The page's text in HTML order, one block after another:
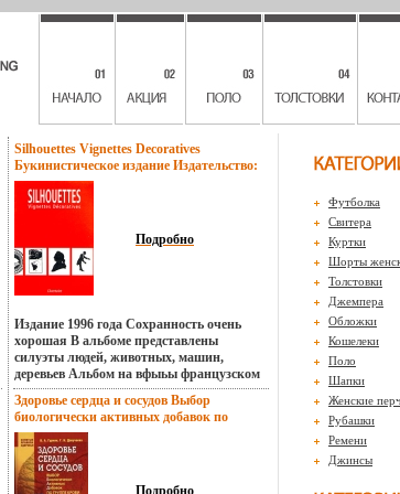
Silhouettes Vignettes Decoratives
Букинистическое издание Издательство:
L`Aventurine, 1996 г Мягкая обложка, 96
стр ISBN 2-84190-021-5 инфо 5180x.
Подробно
Издание 1996 года Сохранность очень
хорошая В альбоме представлены
силуэты людей, животных, машин,
деревьев Альбом на вфыьы французском
языке.
Здоровье сердца и сосудов Выбор
биологически активных добавок по
группе крови Букинистическое издание
Сохранность: Хорошая Издательство:
Нева, 2004 г Твердый переплет, 320 стр
ISBN 5-7654-3597-1 инфо 5375x.
Подробно
Футболка
Свитера
Куртки
Шорты
Толстовки
Джемпера
Обложки
Кошелеки
Поло
Шапки
Женские
Рубашки
Ремени
Джинсы